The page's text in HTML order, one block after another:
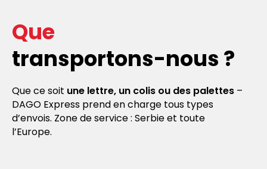
Que
transportons-nous ?
Que ce soit une lettre, un colis ou des palettes –
DAGO Express prend en charge tous types
d’envois. Zone de service : Serbie et toute
l’Europe.